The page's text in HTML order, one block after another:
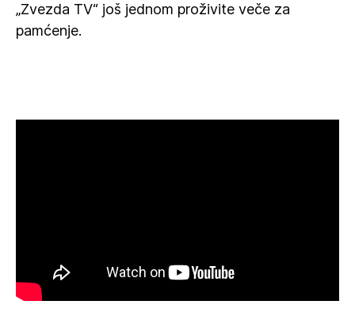
„Zvezda TV“ još jednom proživite veče za
pamćenje.